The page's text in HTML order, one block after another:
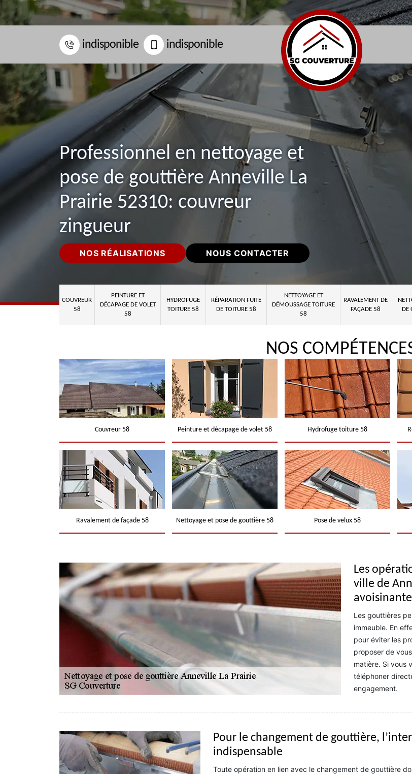
indisponible indisponible
Professionnel en nettoyage et
pose de gouttière Anneville La
Prairie 52310: couvreur
zingueur
NOS RÉALISATIONS NOUS CONTACTER
COUVREUR
58
PEINTURE ET
DÉCAPAGE DE VOLET
58
HYDROFUGE
TOITURE 58
RÉPARATION FUITE
DE TOITURE 58
NETTOYAGE ET
DÉMOUSSAGE TOITURE
58
RAVALEMENT DE
FAÇADE 58
DE
NOS
Couvreur 58 Peinture et décapage de volet 58 Hydrofuge toiture 58
Ravalement de façade 58 Nettoyage et pose de gouttière 58 Pose de velux 58
Les
ville de
Les gouttières
immeuble. En
pour éviter les
proposer de
matière. Si vous
téléphoner
engagement.
Pour le changement de gouttière,
indispensable
Toute opération en lien avec le changement de gouttière